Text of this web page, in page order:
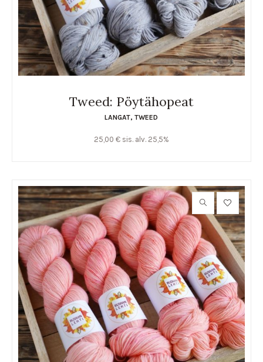
Tweed: Pöytähopeat
LANGAT,TWEED
25,00 € sis. alv. 25,5%